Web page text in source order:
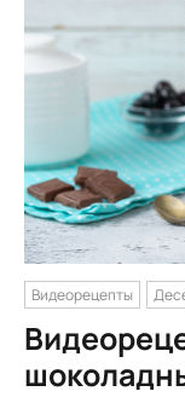
Видеорецепты